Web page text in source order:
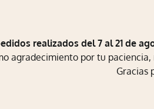
realizados del 7 al 21 de
agradecimiento por tu
Gracias